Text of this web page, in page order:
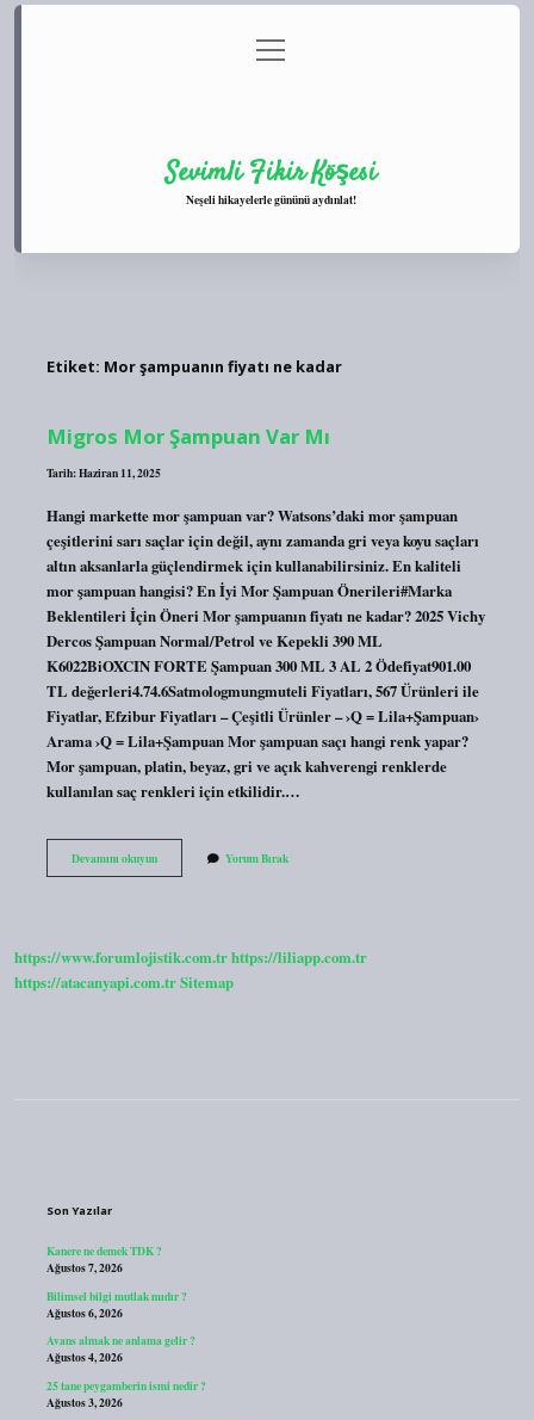
Gizlilik Politikası
menüyü
aç
Sevimli Fikir Köşesi
Neşeli hikayelerle gününü aydınlat!
Etiket: Mor şampuanın fiyatı ne kadar
Migros Mor Şampuan Var Mı
Tarih: Haziran 11, 2025
Hangi markette mor şampuan var? Watsons’daki mor şampuan
çeşitlerini sarı saçlar için değil, aynı zamanda gri veya koyu saçları
altın aksanlarla güçlendirmek için kullanabilirsiniz. En kaliteli
mor şampuan hangisi? En İyi Mor Şampuan Önerileri#Marka
Beklentileri İçin Öneri Mor şampuanın fiyatı ne kadar? 2025 Vichy
Dercos Şampuan Normal/Petrol ve Kepekli 390 ML
K6022BiOXCIN FORTE Şampuan 300 ML 3 AL 2 Ödefiyat901.00
TL değerleri4.74.6Satmologmungmuteli Fiyatları, 567 Ürünleri ile
Fiyatlar, Efzibur Fiyatları – Çeşitli Ürünler – ›Q = Lila+Şampuan›
Arama ›Q = Lila+Şampuan Mor şampuan saçı hangi renk yapar?
Mor şampuan, platin, beyaz, gri ve açık kahverengi renklerde
kullanılan saç renkleri için etkilidir.…
Devamını okuyunMigros
Mor
Yorum Bırak
https://www.forumlojistik.com.trhttps://liliapp.com.tr
https://atacanyapi.com.trSitemap
Son Yazılar
Kanere ne demek TDK ?
Ağustos 7, 2026
Bilimsel bilgi mutlak mıdır ?
Ağustos 6, 2026
Avans almak ne anlama gelir ?
Ağustos 4, 2026
25 tane peygamberin ismi nedir ?
Ağustos 3, 2026